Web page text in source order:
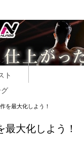
ト
を最大化しよう！
大化しよう！